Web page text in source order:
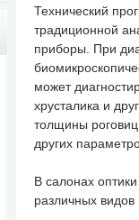
Технический
традиционной
приборы. При
может
хрусталика и
толщины
других
В салонах
различных